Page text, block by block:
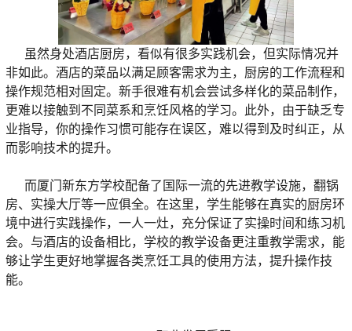
虽然身处酒店厨房，看似有很多实践机会，但实际情况并
非如此。酒店的菜品以满足顾客需求为主，厨房的工作流程和
操作规范相对固定。新手很难有机会尝试多样化的菜品制作，
更难以接触到不同菜系和烹饪风格的学习。此外，由于缺乏专
业指导，你的操作习惯可能存在误区，难以得到及时纠正，从
而影响技术的提升。
而厦门新东方学校配备了国际一流的先进教学设施，翻锅
房、实操大厅等一应俱全。在这里，学生能够在真实的厨房环
境中进行实践操作，一人一灶，充分保证了实操时间和练习机
会。与酒店的设备相比，学校的教学设备更注重教学需求，能
够让学生更好地掌握各类烹饪工具的使用方法，提升操作技
能。